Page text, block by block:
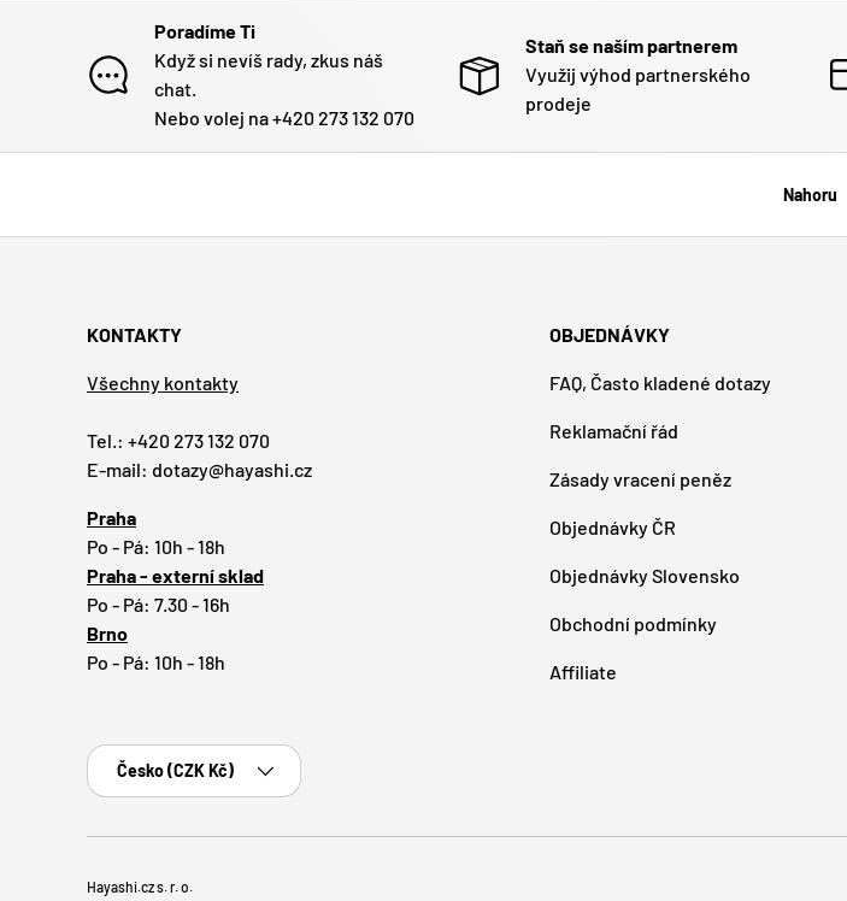
Poradíme Ti
Když si nevíš rady, zkus náš
chat.
Nebo volej na +420 273 132 070
Staň se naším partnerem
Využij výhod partnerského
prodeje
Nahoru
KONTAKTY
Všechny kontakty
Tel.: +420 273 132 070
E-mail: dotazy@hayashi.cz
Praha
Po - Pá: 10h - 18h
Praha - externí sklad
Po - Pá: 7.30 - 16h
Brno
Po - Pá: 10h - 18h
OBJEDNÁVKY
FAQ, Často kladené dotazy
Reklamační řád
Zásady vracení peněz
Objednávky ČR
Objednávky Slovensko
Obchodní podmínky
Affiliate
Země
Česko (CZK Kč)
Hayashi.cz s. r. o.